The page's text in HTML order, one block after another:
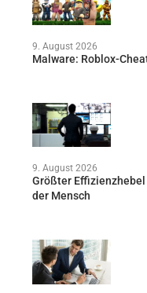
9. August 2026
Malware: Roblox-
9. August 2026
Größter
der Mensch